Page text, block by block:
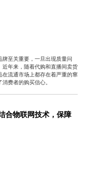
至关重要，一旦出现质量问
年来，随着代购和直播间卖货
流通市场上都存在着严重的窜
费者的购买信心。
合物联网技术，保障